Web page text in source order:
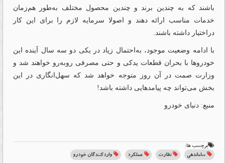
باشند که به چندین برند و چندین محصول مختلف به‌طور هم‌زمان
خدمات مناسب ارائه دهند و اصولا سرمایه لازم را برای این کار
دراختیار داشته باشند.
با ادامه وضعیت موجود، به‌احتمال زیاد در یکی دو سه سال آینده این
خودروها با بحران قطعات یدکی و حتی مصرفی روبه‌رو خواهند شد و
وزارت صمت در آن روز متوجه خواهد شد که سهل‌انگاری در این
بخش می‌تواند چه پیامدهایی داشته باشد!
منبع: دنیای خودرو
برچسب ها:
ساماندهی
نظارت عملکرد واردکنندگان خودرو